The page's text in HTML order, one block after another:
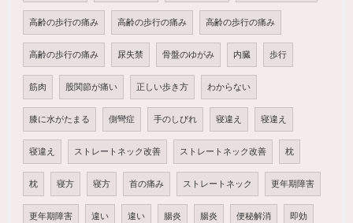
高齢の歩行の痛み 高齢の歩行の痛み 高齢の歩行の痛み
高齢の歩行の痛み 尿失禁 骨盤のゆがみ 内臓 歩行
筋肉 股関節が痛い 正しい歩き方 わからない
膝に水がたまる 側彎症 手のしびれ 寝違え 寝違え
寝違え ストレートネック改善 ストレートネック改善 枕
枕 寝方 寝方 首の痛み ストレートネック 更年期障害
更年期障害 違い 違い 腸炎 腸炎 便秘解消 即効